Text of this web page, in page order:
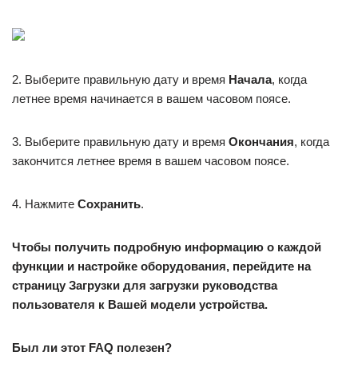
2. Выберите правильную дату и время Начала, когда
летнее время начинается в вашем часовом поясе.
3. Выберите правильную дату и время Окончания, когда
закончится летнее время в вашем часовом поясе.
4. Нажмите Сохранить.
Чтобы получить подробную информацию о каждой
функции и настройке оборудования, перейдите на
страницу Загрузки для загрузки руководства
пользователя к Вашей модели устройства.
Был ли этот FAQ полезен?